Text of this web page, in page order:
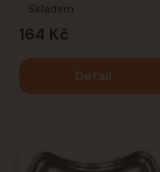
164 Kč
Skladem
Detail